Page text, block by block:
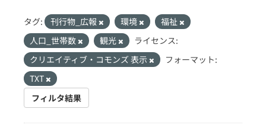
タグ: 刊行物_広報 環境
福祉
人口_世帯数
観光
ライセンス:
クリエイティブ・コモンズ 表示
フォーマット:
TXT
フィルタ結果